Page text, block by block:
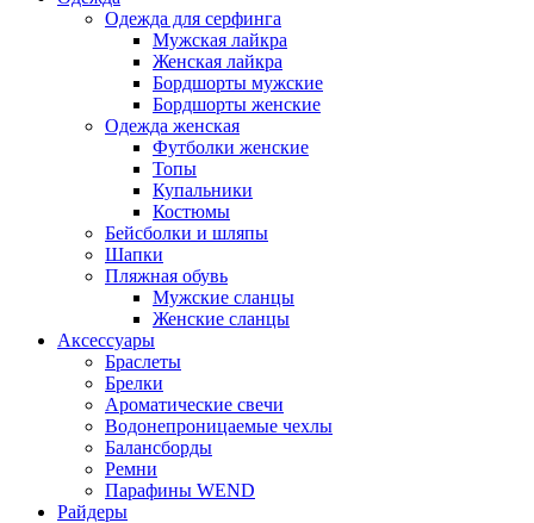
Одежда для серфинга
Мужская лайкра
Женская лайкра
Бордшорты мужские
Бордшорты женские
Одежда женская
Футболки женские
Топы
Купальники
Костюмы
Бейсболки и шляпы
Шапки
Пляжная обувь
Мужские сланцы
Женские сланцы
Аксессуары
Браслеты
Брелки
Ароматические свечи
Водонепроницаемые чехлы
Балансборды
Ремни
Парафины WEND
Райдеры